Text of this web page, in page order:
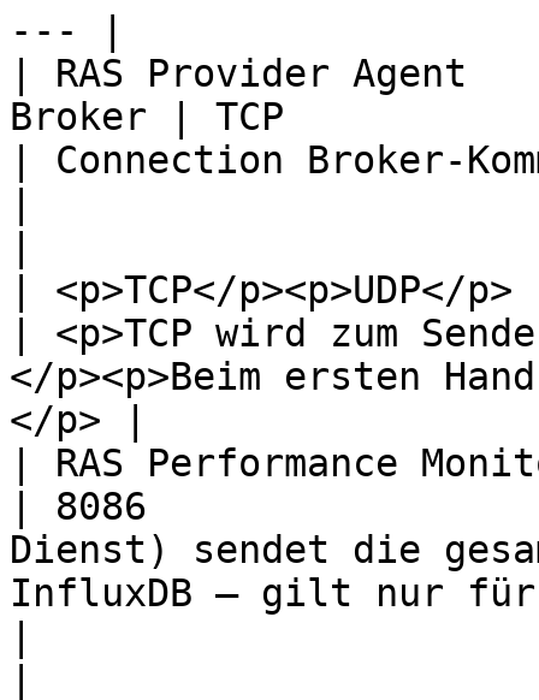
--- |
| RAS Provider Agent
Broker | TCP
| Connection Broker-
| <p>TCP</p><p>UDP</
| <p>TCP wird zum
</p><p>Beim ersten
</p> |
| RAS Performance
| 8086                 |
Dienst) sendet die
InfluxDB – gilt nur für